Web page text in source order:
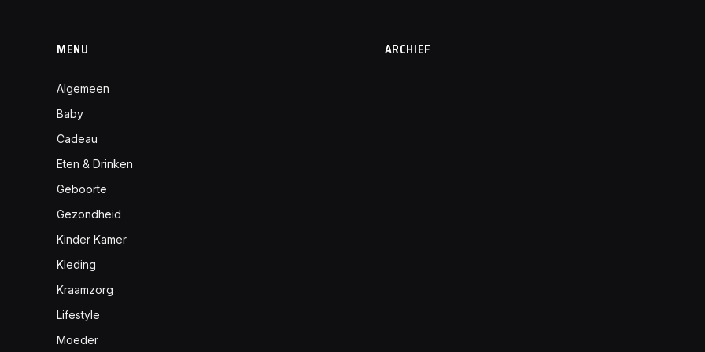
MENU
Algemeen
Baby
Cadeau
Eten & Drinken
Geboorte
Gezondheid
Kinder Kamer
Kleding
Kraamzorg
Lifestyle
Moeder
ARCHIEF